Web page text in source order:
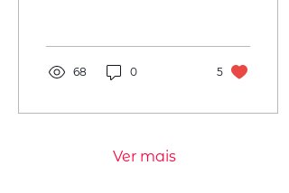
pais, no...
68 0 5
Ver mais